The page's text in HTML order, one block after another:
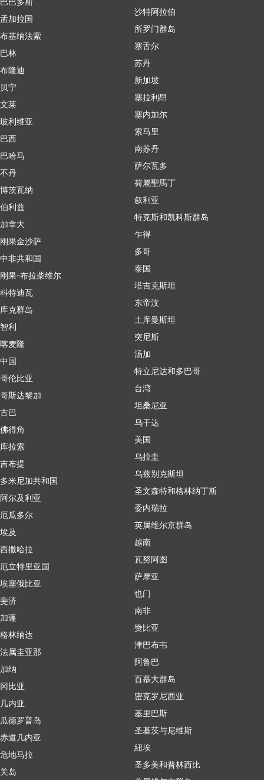
孟加拉国
布基纳法索
巴林
布隆迪
贝宁
文莱
玻利维亚
巴西
巴哈马
不丹
博茨瓦纳
伯利兹
加拿大
刚果金沙萨
中非共和国
刚果-布拉柴维尔
科特迪瓦
库克群岛
智利
喀麦隆
中国
哥伦比亚
哥斯达黎加
古巴
佛得角
库拉索
吉布提
多米尼加共和国
阿尔及利亚
厄瓜多尔
埃及
西撒哈拉
厄立特里亚国
埃塞俄比亚
斐济
加蓬
格林纳达
法属圭亚那
加纳
冈比亚
几内亚
瓜德罗普岛
赤道几内亚
危地马拉
关岛
沙特阿拉伯
所罗门群岛
塞舌尔
苏丹
新加坡
塞拉利昂
塞内加尔
索马里
南苏丹
萨尔瓦多
荷屬聖馬丁
叙利亚
特克斯和凯科斯群岛
乍得
多哥
泰国
塔吉克斯坦
东帝汶
土库曼斯坦
突尼斯
汤加
特立尼达和多巴哥
台湾
坦桑尼亚
乌干达
美国
乌拉圭
乌兹别克斯坦
圣文森特和格林纳丁斯
委内瑞拉
英属维尔京群岛
越南
瓦努阿图
萨摩亚
也门
南非
赞比亚
津巴布韦
阿鲁巴
百慕大群岛
密克罗尼西亚
基里巴斯
圣基茨与尼维斯
紐埃
圣多美和普林西比